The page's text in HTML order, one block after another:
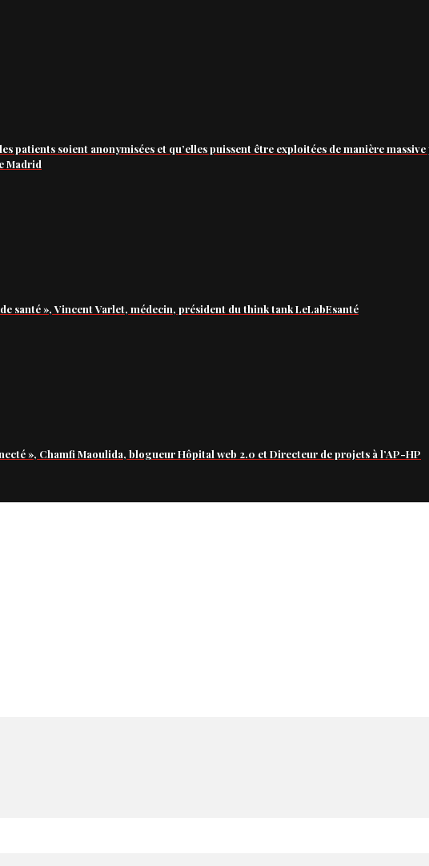
patients soient anonymisées et qu’elles puissent être exploitées de manière
Madrid
santé », Vincent Varlet, médecin, président du think tank LeLabEsanté
», Chamfi Maoulida, blogueur Hôpital web 2.0 et Directeur de projets à l’AP-HP